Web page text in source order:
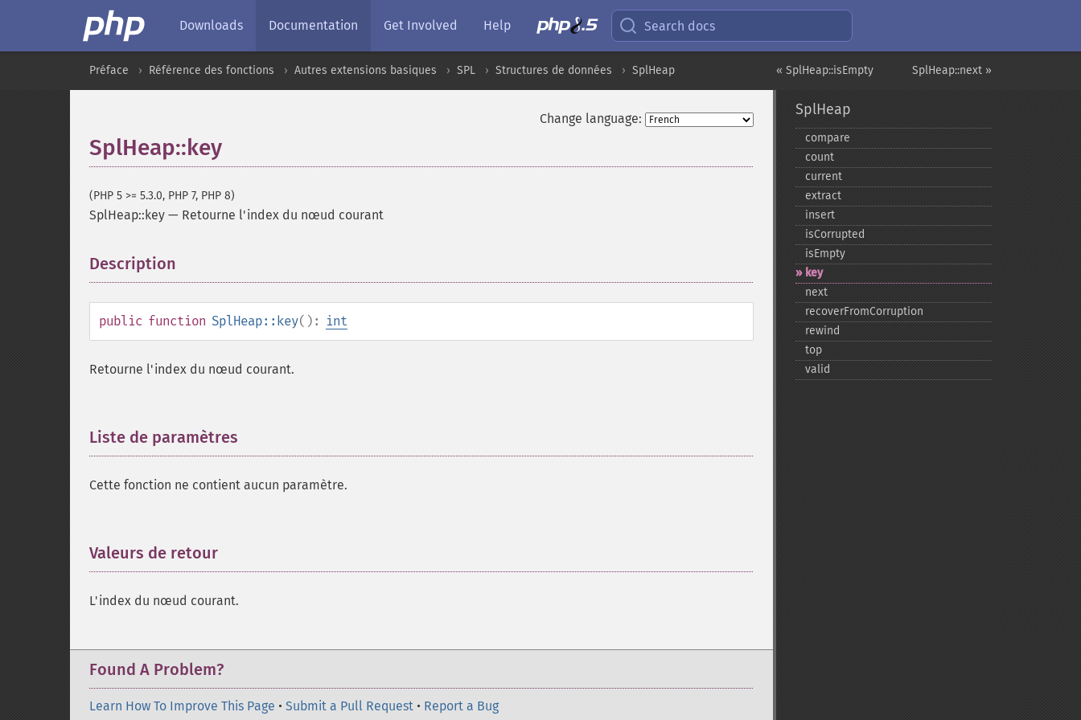
Downloads Documentation Get Involved Help Search docs
SplHeap::next »
« SplHeap::isEmpty
Préface Référence des fonctions Autres extensions basiques SPL Structures de données SplHeap
Change language:
SplHeap::key
(PHP 5 >= 5.3.0, PHP 7, PHP 8)
SplHeap::key — Retourne l'index du nœud courant
Description
public function SplHeap::key(): int
Retourne l'index du nœud courant.
Liste de paramètres
Cette fonction ne contient aucun paramètre.
Valeurs de retour
L'index du nœud courant.
Found A Problem?
Learn How To Improve This Page • Submit a Pull Request • Report a Bug
SplHeap
compare
count
current
extract
insert
isCorrupted
isEmpty
key
next
recoverFromCorruption
rewind
top
valid